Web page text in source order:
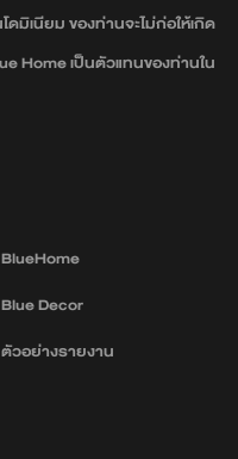
มิเนียม ของท่านจะไม่ก่อให้เกิด
Home เป็นตัวแทนของท่านใน
BlueHome
Blue Decor
ตัวอย่างรายงาน